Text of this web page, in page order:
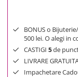
BONUS o
500 lei. O alegi in
CASTIGI 5de
LIVRARE
Impachetare